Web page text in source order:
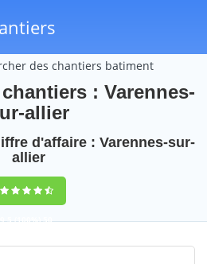
des chantiers batiment
: Varennes-
allier
d'affaire : Varennes-sur-
allier
9,5(100%)50
votes